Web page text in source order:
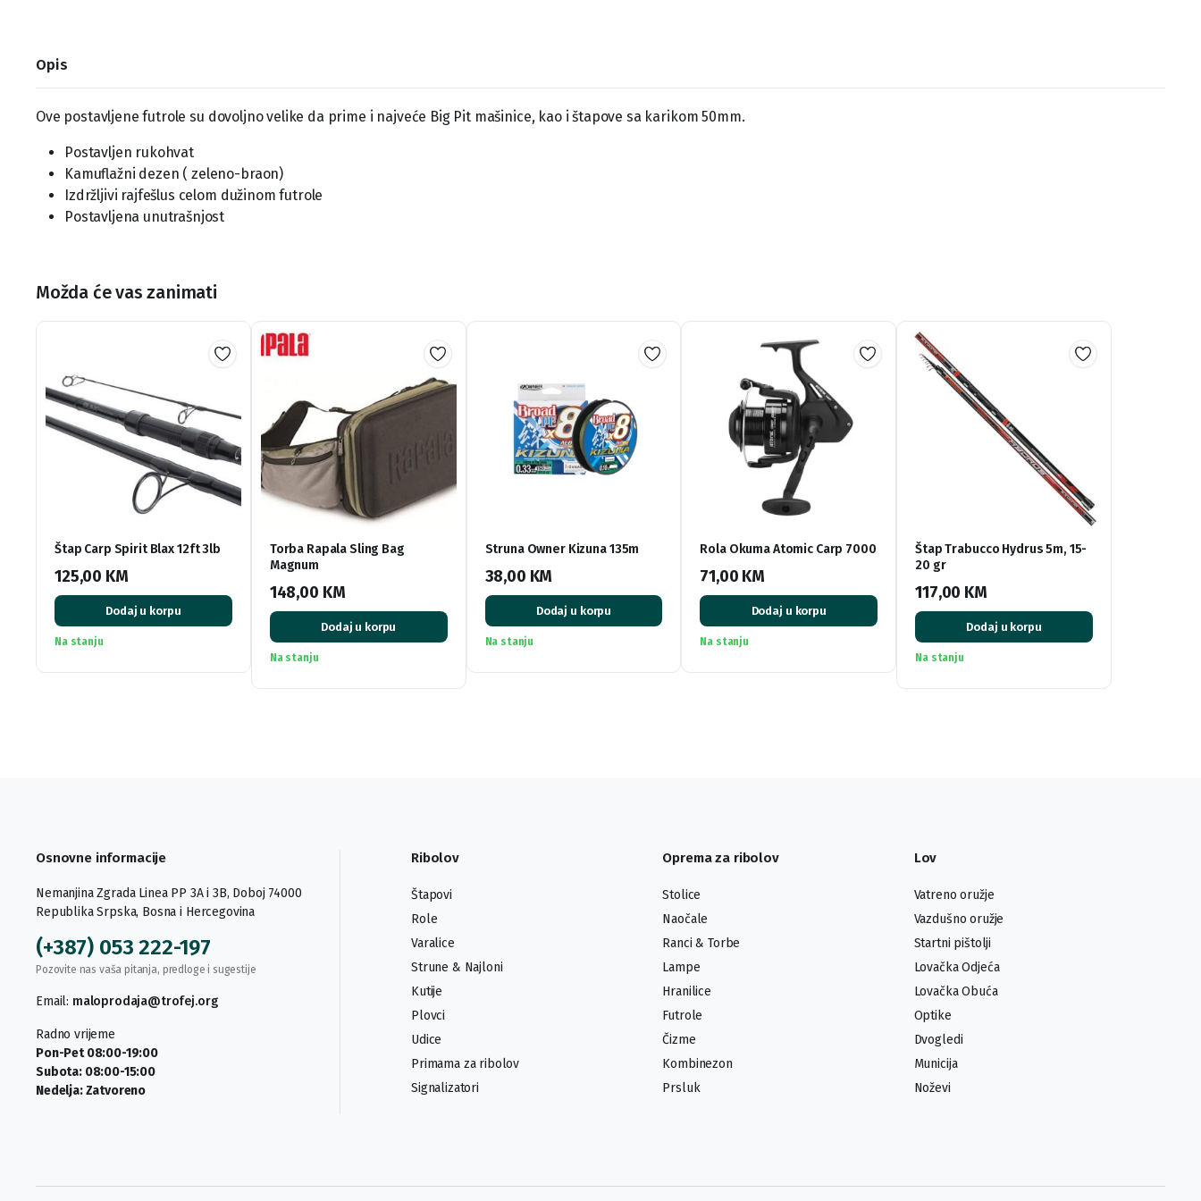
Opis
Ove postavljene futrole su dovoljno velike da prime i najveće Big Pit mašinice, kao i štapove sa karikom 50mm.
Postavljen rukohvat
Kamuflažni dezen ( zeleno-braon)
Izdržljivi rajfešlus celom dužinom futrole
Postavljena unutrašnjost
Možda će vas zanimati
Štap Carp Spirit Blax 12ft 3lb
125,00 KM
Dodaj u korpu
Na stanju
Torba Rapala Sling Bag
Magnum
148,00 KM
Dodaj u korpu
Na stanju
Struna Owner Kizuna 135m
38,00 KM
Dodaj u korpu
Na stanju
Rola Okuma Atomic Carp 7000
71,00 KM
Dodaj u korpu
Na stanju
Štap Trabucco Hydrus 5m, 15-
20 gr
117,00 KM
Dodaj u korpu
Na stanju
Osnovne informacije
Nemanjina Zgrada Linea PP 3A i 3B, Doboj 74000
Republika Srpska, Bosna i Hercegovina
(+387) 053 222-197
Pozovite nas vaša pitanja, predloge i sugestije
Email: maloprodaja@trofej.org
Radno vrijeme
Pon-Pet 08:00-19:00
Subota: 08:00-15:00
Nedelja: Zatvoreno
Ribolov
Štapovi
Role
Varalice
Strune & Najloni
Kutije
Plovci
Udice
Primama za ribolov
Signalizatori
Oprema za ribolov
Stolice
Naočale
Ranci & Torbe
Lampe
Hranilice
Futrole
Čizme
Kombinezon
Prsluk
Lov
Vatreno oružje
Vazdušno oružje
Startni pištolji
Lovačka Odjeća
Lovačka Obuća
Optike
Dvogledi
Municija
Noževi